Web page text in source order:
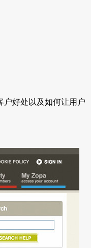
户好处以及如何让用户